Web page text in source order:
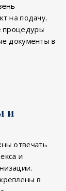
на подачу.
процедуры
документы в
и
отвечать
и
в